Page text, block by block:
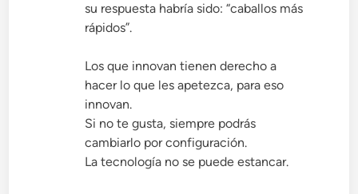
su respuesta habría sido: “caballos más
rápidos”.
Los que innovan tienen derecho a
hacer lo que les apetezca, para eso
innovan.
Si no te gusta, siempre podrás
cambiarlo por configuración.
La tecnología no se puede estancar.